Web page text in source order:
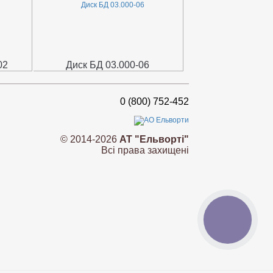
Диск БД 03.000-06
0 (800) 752-452
© 2014-2026 АТ "Ельворті"
Всі права захищені